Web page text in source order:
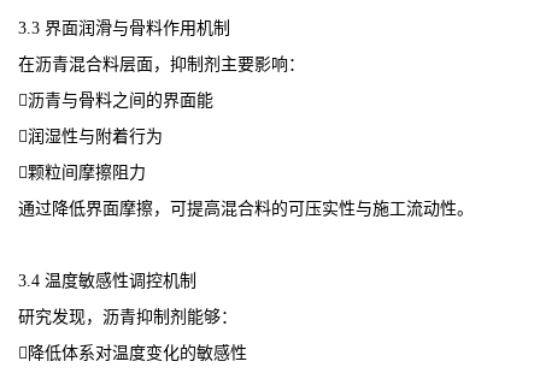
3.3 界面润滑与骨料作用机制
在沥青混合料层面，抑制剂主要影响：
沥青与骨料之间的界面能
润湿性与附着行为
颗粒间摩擦阻力
通过降低界面摩擦，可提高混合料的可压实性与施工流动性。
3.4 温度敏感性调控机制
研究发现，沥青抑制剂能够：
降低体系对温度变化的敏感性